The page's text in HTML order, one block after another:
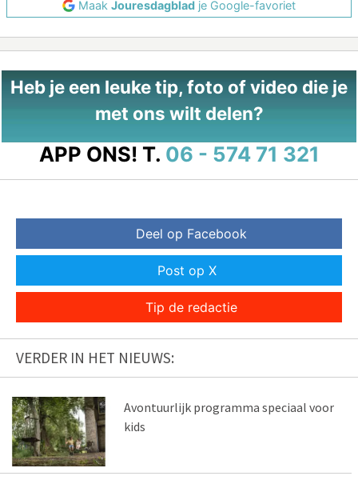
Maak Jouresdagblad je Google-favoriet
Heb je een leuke tip, foto of video die je
met ons wilt delen?
APP ONS! T. 06 - 574 71 321
Deel op Facebook
Post op X
Tip de redactie
VERDER IN HET NIEUWS:
Avontuurlijk programma speciaal voor
kids